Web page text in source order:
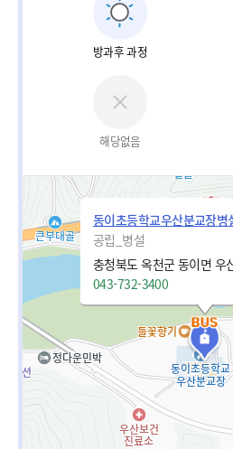
방과후 과정
해당없음
공립_병설
충청북도 옥천군 동이면 우
043-732-3400